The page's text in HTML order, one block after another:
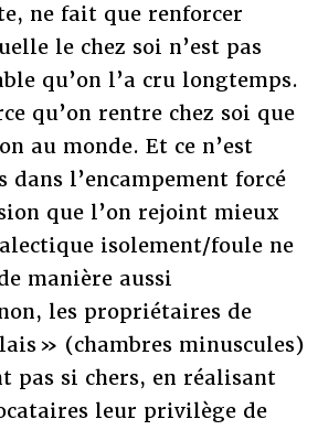
ne fait que renforcer
le chez soi n’est pas
qu’on l’a cru longtemps.
qu’on rentre chez soi que
au monde. Et ce n’est
dans l’encampement forcé
que l’on rejoint mieux
isolement/foule ne
manière aussi
les propriétaires de
» (chambres minuscules)
pas si chers, en réalisant
leur privilège de